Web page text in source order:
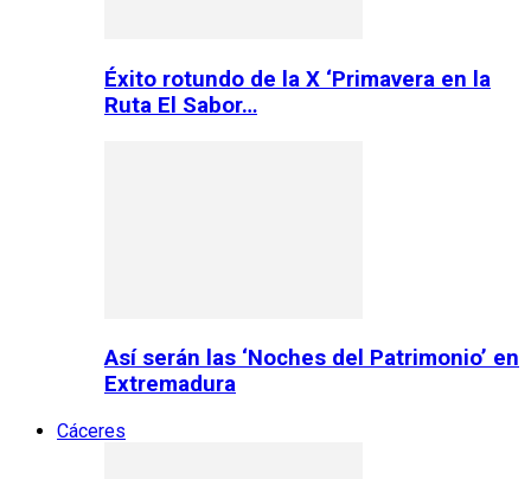
Éxito rotundo de la X ‘Primavera en la
Ruta El Sabor…
Así serán las ‘Noches del Patrimonio’ en
Extremadura
Cáceres